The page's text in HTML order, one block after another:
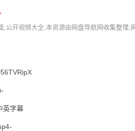
,公开视频大全,本资源由网盘导航网收集整理,
英字幕